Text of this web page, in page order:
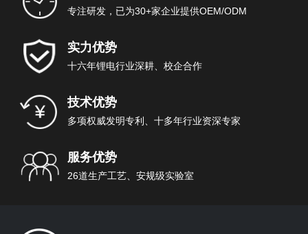
专注研发，已为30+家企业提供OEM/ODM
实力优势
十六年锂电行业深耕、校企合作
技术优势
多项权威发明专利、十多年行业资深专家
服务优势
26道生产工艺、安规级实验室